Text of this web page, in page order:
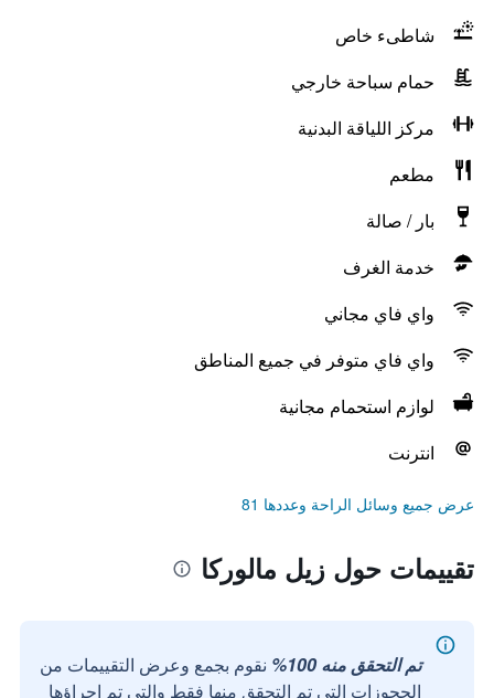
شاطىء خاص
حمام سباحة خارجي
مركز اللياقة البدنية
مطعم
بار / صالة
خدمة الغرف
واي فاي مجاني
واي فاي متوفر في جميع المناطق
لوازم استحمام مجانية
انترنت
عرض جميع وسائل الراحة وعددها 81
تقييمات حول زيل مالوركا
تم التحقق منه 100%
نقوم بجمع وعرض التقييمات من
الحجوزات التي تم التحقق منها فقط والتي تم إجراؤها